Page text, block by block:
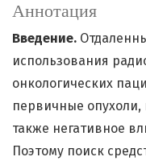
Аннотация
Введение.
использования
онкологических
первичные
также негативное
Поэтому поиск